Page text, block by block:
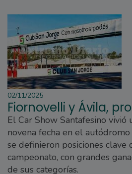
02/11/2025
Fiornovelli y Ávila,
El Car Show Santafesino vivió
novena fecha en el
se definieron posiciones clave
campeonato, con grandes
de sus categorías.